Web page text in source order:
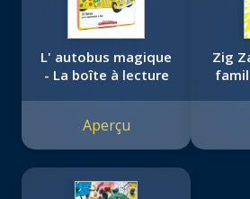
L' autobus magique
- La boîte à lecture
Aperçu
Zig